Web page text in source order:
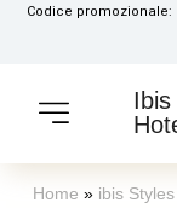
Codice promozionale:
Home » ibis